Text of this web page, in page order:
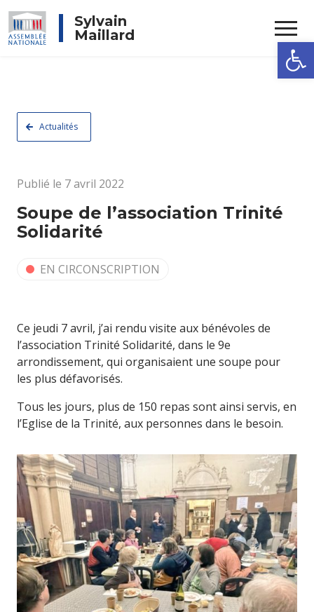
Ouvrir
Sylvain
Maillard
Actualités
Publié le 7 avril 2022
Soupe de l’association Trinité
Solidarité
EN CIRCONSCRIPTION
Ce jeudi 7 avril, j’ai rendu visite aux bénévoles de
l’association Trinité Solidarité, dans le 9e
arrondissement, qui organisaient une soupe pour
les plus défavorisés.
Tous les jours, plus de 150 repas sont ainsi servis, en
l’Eglise de la Trinité, aux personnes dans le besoin.